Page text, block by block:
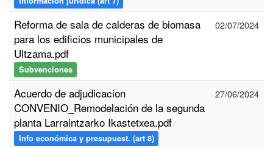
Reforma de sala de calderas de biomasa
para los edificios municipales de
Ultzama.pdf
Subvenciones
02/07/2024
Acuerdo de adjudicacion
CONVENIO_Remodelación de la segunda
planta Larraintzarko Ikastetxea.pdf
Info económica y presupuest. (art 8)
27/06/2024